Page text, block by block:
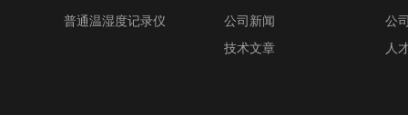
普通温湿度记录仪
公司新闻
技术文章
公
人